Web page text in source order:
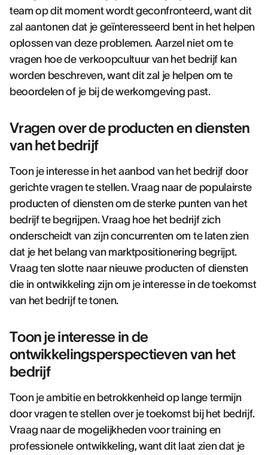
team op dit moment wordt geconfronteerd, want dit
zal aantonen dat je geïnteresseerd bent in het helpen
oplossen van deze problemen. Aarzel niet om te
vragen hoe de verkoopcultuur van het bedrijf kan
worden beschreven, want dit zal je helpen om te
beoordelen of je bij de werkomgeving past.
Vragen over de producten en diensten
van het bedrijf
Toon je interesse in het aanbod van het bedrijf door
gerichte vragen te stellen. Vraag naar de populairste
producten of diensten om de sterke punten van het
bedrijf te begrijpen. Vraag hoe het bedrijf zich
onderscheidt van zijn concurrenten om te laten zien
dat je het belang van marktpositionering begrijpt.
Vraag ten slotte naar nieuwe producten of diensten
die in ontwikkeling zijn om je interesse in de toekomst
van het bedrijf te tonen.
Toon je interesse in de
ontwikkelingsperspectieven van het
bedrijf
Toon je ambitie en betrokkenheid op lange termijn
door vragen te stellen over je toekomst bij het bedrijf.
Vraag naar de mogelijkheden voor training en
professionele ontwikkeling, want dit laat zien dat je